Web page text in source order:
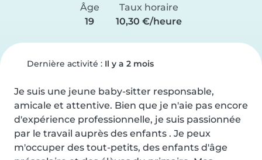
Âge
19
Taux horaire
10,30 €/heure
Dernière activité : Il y a 2 mois
Je suis une jeune baby-sitter responsable,
amicale et attentive. Bien que je n'aie pas encore
d'expérience professionnelle, je suis passionnée
par le travail auprès des enfants . Je peux
m'occuper des tout-petits, des enfants d'âge